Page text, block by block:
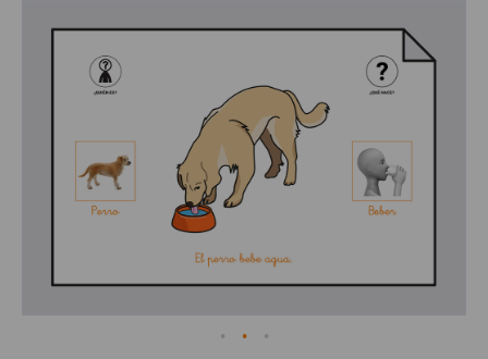
Legal
Aviso Legal
Créditos